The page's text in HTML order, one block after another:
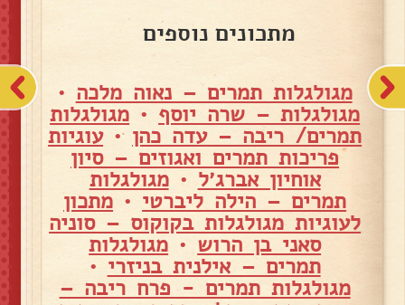
מתכונים נוספים
מגולגלות תמרים – נאוה מלכה •
מגולגלות – שרה יוסף • מגולגלות
תמרים/ ריבה – עדה כהן •עוגיות
פריכות תמרים ואגוזים – סיון
אוחיון אברג׳ל •מגולגלות
תמרים – הילה ליברטי • מתכון
לעוגיות מגולגלות בקוקוס – סוניה
סאני בן הרוש • מגולגלות
תמרים – אילנית בניזרי •
מגולגלות תמרים - פרח ריבה –